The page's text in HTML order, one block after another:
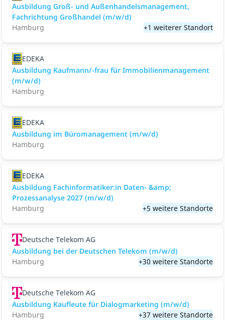
Ausbildung Groß- und Außenhandelsmanagement,
Fachrichtung Großhandel (m/w/d)
Hamburg
+1 weiterer Standort
EDEKA
Ausbildung Kaufmann/-frau für Immobilienmanagement
(m/w/d)
Hamburg
EDEKA
Ausbildung im Büromanagement (m/w/d)
Hamburg
EDEKA
Ausbildung Fachinformatiker:in Daten- &amp;
Prozessanalyse 2027 (m/w/d)
Hamburg
+5 weitere Standorte
Deutsche Telekom AG
Ausbildung bei der Deutschen Telekom (m/w/d)
Hamburg
+30 weitere Standorte
Deutsche Telekom AG
Ausbildung Kaufleute für Dialogmarketing (m/w/d)
Hamburg
+37 weitere Standorte